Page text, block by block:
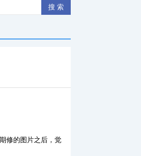
修的图片之后，觉